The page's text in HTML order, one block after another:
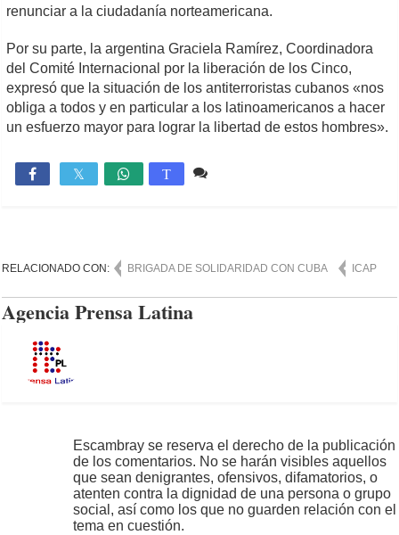
renunciar a la ciudadanía norteamericana.
Por su parte, la argentina Graciela Ramírez, Coordinadora
del Comité Internacional por la liberación de los Cinco,
expresó que la situación de los antiterroristas cubanos «nos
obliga a todos y en particular a los latinoamericanos a hacer
un esfuerzo mayor para lograr la libertad de estos hombres».
 T
RELACIONADO CON: BRIGADA DE SOLIDARIDAD CON CUBA ICAP
Agencia Prensa Latina
Escambray se reserva el derecho de la publicación
de los comentarios. No se harán visibles aquellos
que sean denigrantes, ofensivos, difamatorios, o
atenten contra la dignidad de una persona o grupo
social, así como los que no guarden relación con el
tema en cuestión.